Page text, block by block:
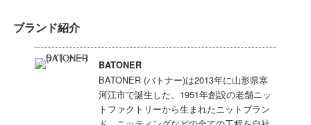
ブランド紹介
BATONER
BATONER (バトナー)は2013年に山形県寒
河江市で誕生した、1951年創設の老舗ニッ
トファクトリーから生まれたニットブラン